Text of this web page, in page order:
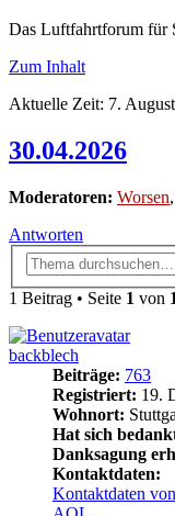
Das Luftfahrtforum für
Zum Inhalt
Aktuelle Zeit: 7.
30.04.2026
Moderatoren: Worsen,
Antworten
1 Beitrag • Seite 1 von 1
backblech
Beiträge: 763
Registriert: 19.
Wohnort:
Hat sich
Danksagung
Kontaktdaten:
Kontaktdaten